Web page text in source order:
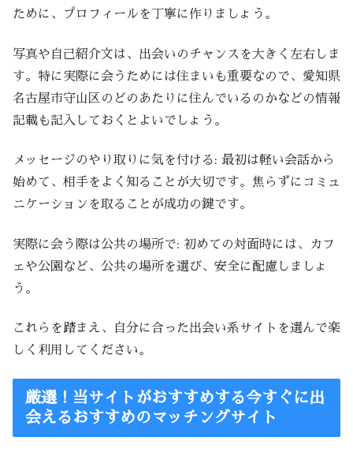
ために、プロフィールを丁寧に作りましょう。
写真や自己紹介文は、出会いのチャンスを大きく左右しま
す。特に実際に会うためには住まいも重要なので、愛知県
名古屋市守山区のどのあたりに住んでいるのかなどの情報
記載も記入しておくとよいでしょう。
メッセージのやり取りに気を付ける: 最初は軽い会話から
始めて、相手をよく知ることが大切です。焦らずにコミュ
ニケーションを取ることが成功の鍵です。
実際に会う際は公共の場所で: 初めての対面時には、カフ
ェや公園など、公共の場所を選び、安全に配慮しましょ
う。
これらを踏まえ、自分に合った出会い系サイトを選んで楽
しく利用してください。
厳選！当サイトがおすすめする今すぐに出
会えるおすすめのマッチングサイト